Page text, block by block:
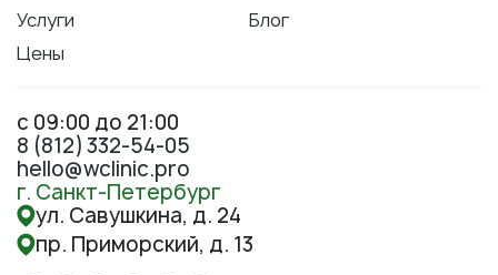
Услуги
Блог
Цены
с 09:00 до 21:00
8 (812) 332-54-05
hello@wclinic.pro
г. Санкт-Петербург
ул. Савушкина, д. 24
пр. Приморский, д. 13